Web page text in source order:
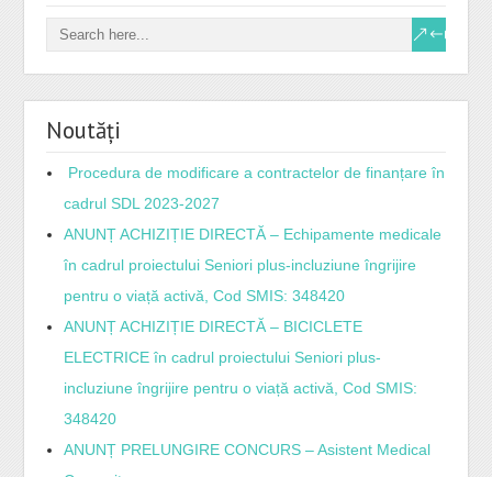
Noutăți
Procedura de modificare a contractelor de finanțare în
cadrul SDL 2023-2027
ANUNȚ ACHIZIȚIE DIRECTĂ – Echipamente medicale
în cadrul proiectului Seniori plus-incluziune îngrijire
pentru o viață activă, Cod SMIS: 348420
ANUNȚ ACHIZIȚIE DIRECTĂ – BICICLETE
ELECTRICE în cadrul proiectului Seniori plus-
incluziune îngrijire pentru o viață activă, Cod SMIS:
348420
ANUNȚ PRELUNGIRE CONCURS – Asistent Medical